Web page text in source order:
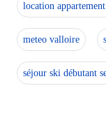
location
meteo valloire
séjour ski débutant